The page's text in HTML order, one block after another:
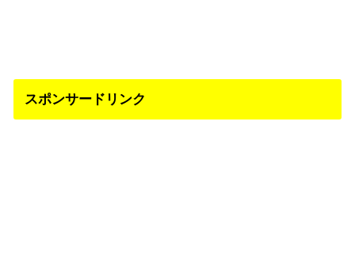
スポンサードリンク